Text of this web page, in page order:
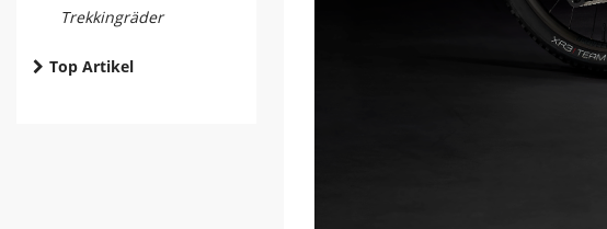
Trekkingräder
Top Artikel